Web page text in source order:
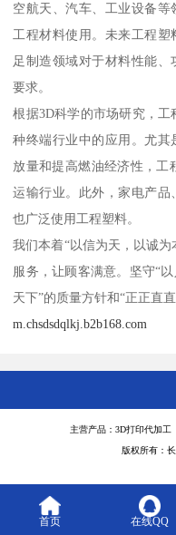
空航天、汽车、工业设备
工程材料使用。未来工程
足制造领域对于材料性能
要求。
根据3D科学的市场研究，
种终端行业中的应用。尤
放量和提高燃油经济性，工
运输行业。此外，家电产
也广泛使用工程塑料。
我们本着“以信为天，以诚
服务，让顾客满意。坚守“
天下”的质量方针和“正正直
m.chsdsdqlkj.b2b168.com
主营产品：3D打印代加
版权所有：
首页 在线QQ